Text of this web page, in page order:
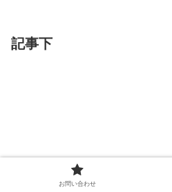
記事下
お問い合わせ